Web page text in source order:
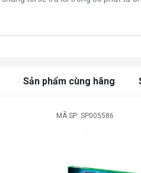
Sản phẩm cùng hãng
MÃ SP: SP005586